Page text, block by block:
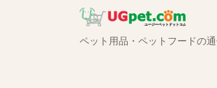
ペット用品・ペットフードの